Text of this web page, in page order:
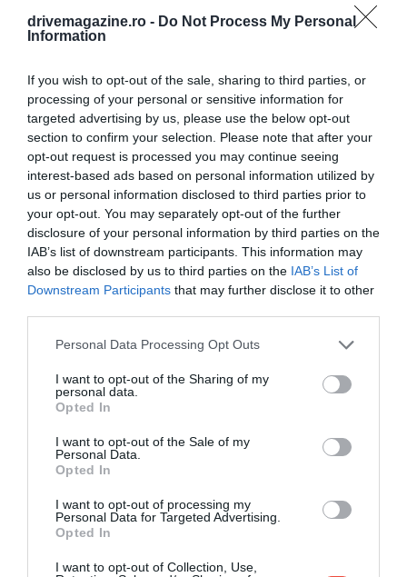
drivemagazine.ro - Do Not Process My Personal
Information
If you wish to opt-out of the sale, sharing to third parties, or
processing of your personal or sensitive information for
targeted advertising by us, please use the below opt-out
section to confirm your selection. Please note that after your
opt-out request is processed you may continue seeing
interest-based ads based on personal information utilized by
us or personal information disclosed to third parties prior to
your opt-out. You may separately opt-out of the further
disclosure of your personal information by third parties on the
IAB’s list of downstream participants. This information may
also be disclosed by us to third parties on the IAB’s List of
Downstream Participants that may further disclose it to other
Please note that this website/app uses one or more Google
not limited to your visit or usage behaviour. You may click to
grant or deny consent to Google and its third-party tags to
use your data for below specified purposes in below Google
consent section.
Personal Data Processing Opt Outs
I want to opt-out of the Sharing of my
personal data.
Opted In
I want to opt-out of the Sale of my
Personal Data.
Opted In
I want to opt-out of processing my
Personal Data for Targeted Advertising.
Opted In
I want to opt-out of Collection, Use,
szürkés színű, és nem túl érett. A mexikói vásárlók
többnyire a fiatal, világosszürke darabokat keresik.
túl érettnek számít. Ilyenkor több nedvességet
gyűjthet magába, könnyebben felnyílhat, és
kevésbé mutatós a piacon. A jó minőségű,
világosabb színű, sérülésmentes példányok öt-hét
napig tarthatók el. A betakarítás nagy odafigyelést
igényel. A kukoricán kialakuló duzzanatok puhák és
törékenyek, ezért könnyen megsérülnek. Közben a
szedők keze is hamar elszíneződik, ahogy a
huitlacoche sötétedni kezd. A termelőknek úgy kell
leszedniük, hogy ne nyomják össze, és ne gyorsítsák
fel a színváltozást.